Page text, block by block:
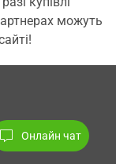
можуть
Онлайн чат